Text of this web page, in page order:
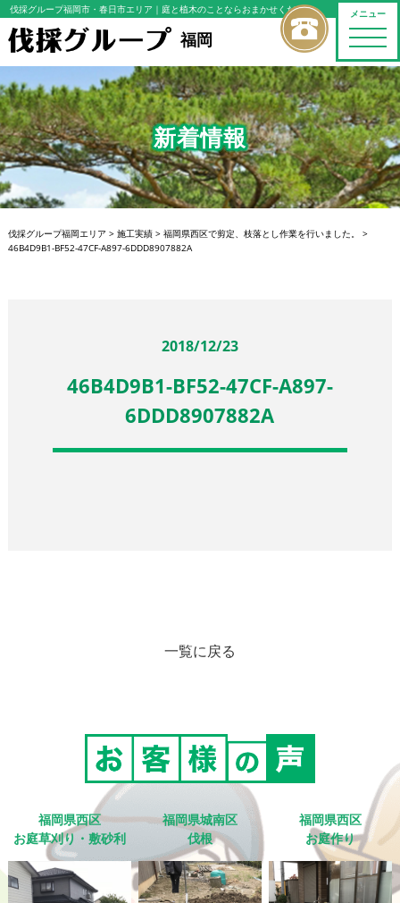
メニュー
toggle
伐採グループ福岡市・春日市エリア ｜庭と植木のことならおまかせください
福岡
新着情報
伐採グループ福岡エリア > 施工実績> 福岡県西区で剪定、枝落とし作業を行いました。
>
46B4D9B1-BF52-47CF-A897-6DDD8907882A
2018/12/23
46B4D9B1-BF52-47CF-A897-
6DDD8907882A
一覧に戻る
福岡県西区
お庭草刈り・敷砂利
福岡県城南区
伐根
福岡県西区
お庭作り